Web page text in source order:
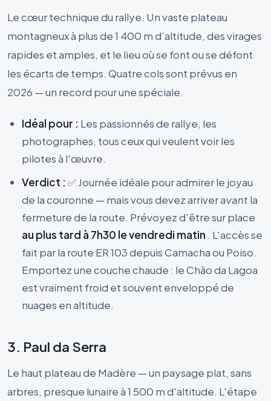
Le cœur technique du rallye. Un vaste plateau
montagneux à plus de 1 400 m d’altitude, des virages
rapides et amples, et le lieu où se font ou se défont
les écarts de temps. Quatre cols sont prévus en
2026 — un record pour une spéciale.
Idéal pour : Les passionnés de rallye, les
photographes, tous ceux qui veulent voir les
pilotes à l'œuvre.
Verdict : ✅ Journée idéale pour admirer le joyau
de la couronne — mais vous devez arriveravant la
fermeture de la route. Prévoyez d'être sur place
au plus tard à 7h30 le vendredi matin . L'accès se
fait par la route ER 103 depuis Camacha ou Poiso.
Emportez une couche chaude : le Chão da Lagoa
est vraiment froid et souvent enveloppé de
nuages en altitude.
3. Paul da Serra
Le haut plateau de Madère — un paysage plat, sans
arbres, presque lunaire à 1 500 m d'altitude. L'étape